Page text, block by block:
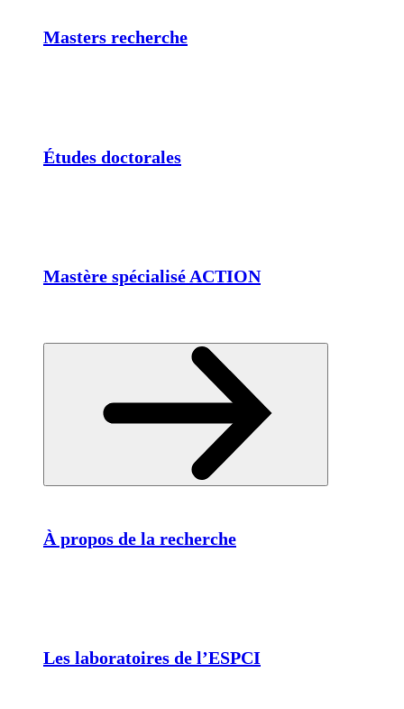
Masters recherche
Études doctorales
Mastère spécialisé ACTION
À propos de la recherche
Les laboratoires de l’ESPCI